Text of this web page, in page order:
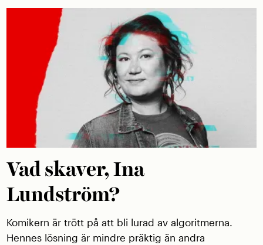
Vad skaver, Ina
Lundström?
Komikern är trött på att bli lurad av algoritmerna.
Hennes lösning är ­mindre präktig än andra